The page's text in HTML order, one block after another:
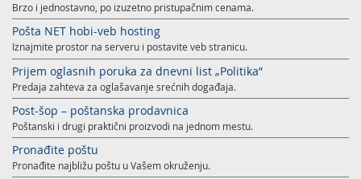
Brzo i jednostavno, po izuzetno pristupačnim cenama.
Pošta NET hobi-veb hosting
Iznajmite prostor na serveru i postavite veb stranicu.
Prijem oglasnih poruka za dnevni list „Politika”
Predaja zahteva za oglašavanje srećnih događaja.
Post-šop – poštanska prodavnica
Poštanski i drugi praktični proizvodi na jednom mestu.
Pronađite poštu
Pronađite najbližu poštu u Vašem okruženju.